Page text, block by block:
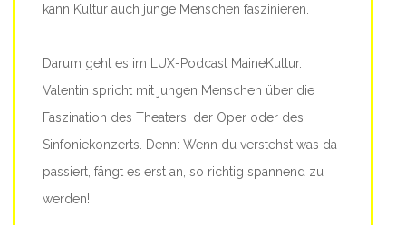
kann Kultur auch junge Menschen faszinieren.
Darum geht es im LUX-Podcast MaineKultur.
Valentin spricht mit jungen Menschen über die
Faszination des Theaters, der Oper oder des
Sinfoniekonzerts. Denn: Wenn du verstehst was da
passiert, fängt es erst an, so richtig spannend zu
werden!